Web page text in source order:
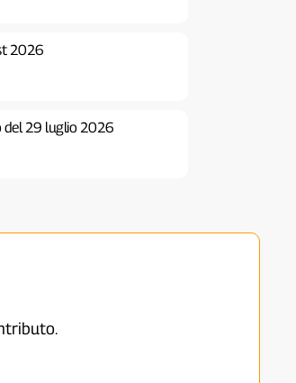
2026
del 29 luglio 2026